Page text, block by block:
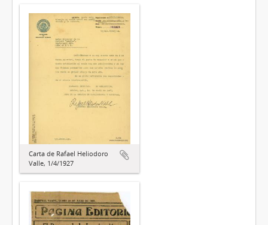
Carta de Rafael Heliodoro
Valle, 1/4/1927